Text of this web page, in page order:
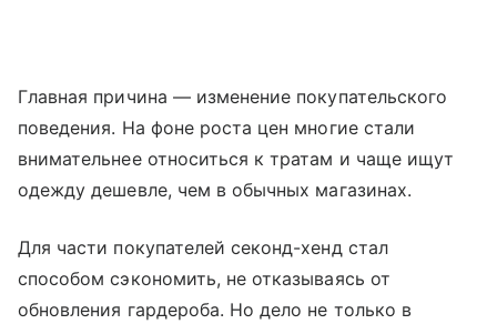
Главная причина — изменение покупательского
поведения. На фоне роста цен многие стали
внимательнее относиться к тратам и чаще ищут
одежду дешевле, чем в обычных магазинах.
Для части покупателей секонд-хенд стал
способом сэкономить, не отказываясь от
обновления гардероба. Но дело не только в